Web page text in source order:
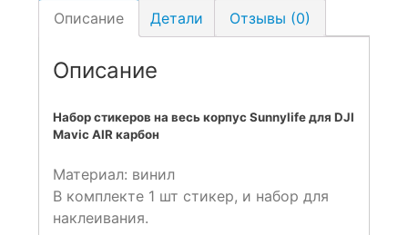
Описание Детали Отзывы (0)
Описание
Набор стикеров на весь корпус Sunnylife для DJI
Mavic AIR карбон
Материал: винил
В комплекте 1 шт стикер, и набор для
наклеивания.